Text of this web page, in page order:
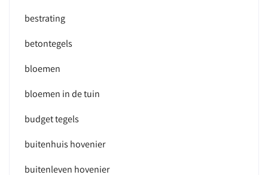
bestrating
betontegels
bloemen
bloemen in de tuin
budget tegels
buitenhuis hovenier
buitenleven hovenier